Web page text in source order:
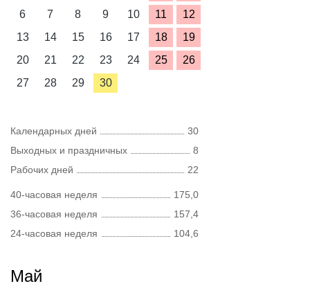
6
7 8 9 10 11
12
13
14 15 16 17 18
19
20
21 22 23 24 25
26
27
28 29 30
Календарных дней
30
Выходных и праздничных
8
Рабочих дней
22
40-часовая неделя
175,0
36-часовая неделя
157,4
24-часовая неделя
104,6
Май